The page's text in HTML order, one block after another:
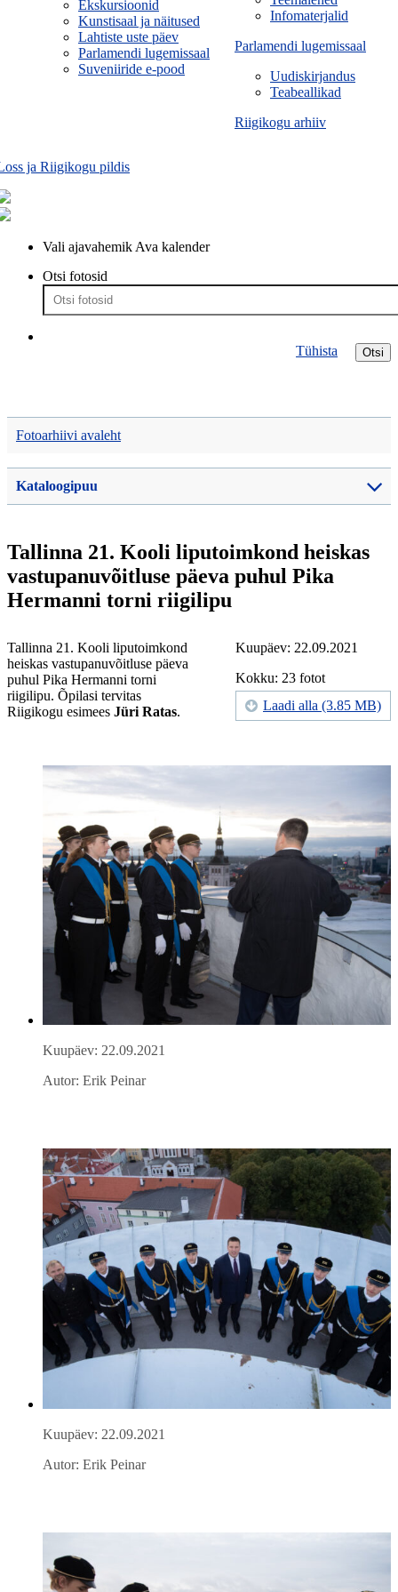
Infomaterjalid
Parlamendi lugemissaal
Uudiskirjandus
Teabeallikad
Riigikogu arhiiv
Ekskursioonid
Kunstisaal ja näitused
Lahtiste uste päev
Parlamendi lugemissaal
Suveniiride e-pood
ja Riigikogu pildis
Vali ajavahemik Ava kalender
Otsi fotosid
Otsi
Tühista
Fotoarhiivi avaleht
Kataloogipuu
Tallinna 21. Kooli liputoimkond heiskas
vastupanuvõitluse päeva puhul Pika
Hermanni torni riigilipu
Kuupäev: 22.09.2021
Kokku: 23 fotot
Laadi alla (3.85 MB)
Tallinna 21. Kooli liputoimkond
heiskas vastupanuvõitluse päeva
puhul Pika Hermanni torni
riigilipu. Õpilasi tervitas
Riigikogu esimees Jüri Ratas.
Kuupäev: 22.09.2021
Autor: Erik Peinar
Kuupäev: 22.09.2021
Autor: Erik Peinar